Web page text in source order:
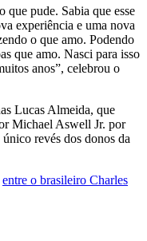
pude. Sabia que esse
experiência e uma nova
o que amo. Podendo
que amo. Nasci para isso
anos”, celebrou o
Lucas Almeida, que
Michael Aswell Jr. por
revés dos donos da
entre o brasileiro Charles